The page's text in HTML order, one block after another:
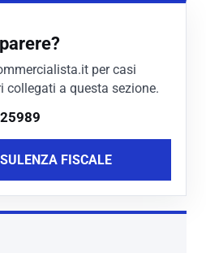
per casi
collegati a questa sezione.
FISCALE